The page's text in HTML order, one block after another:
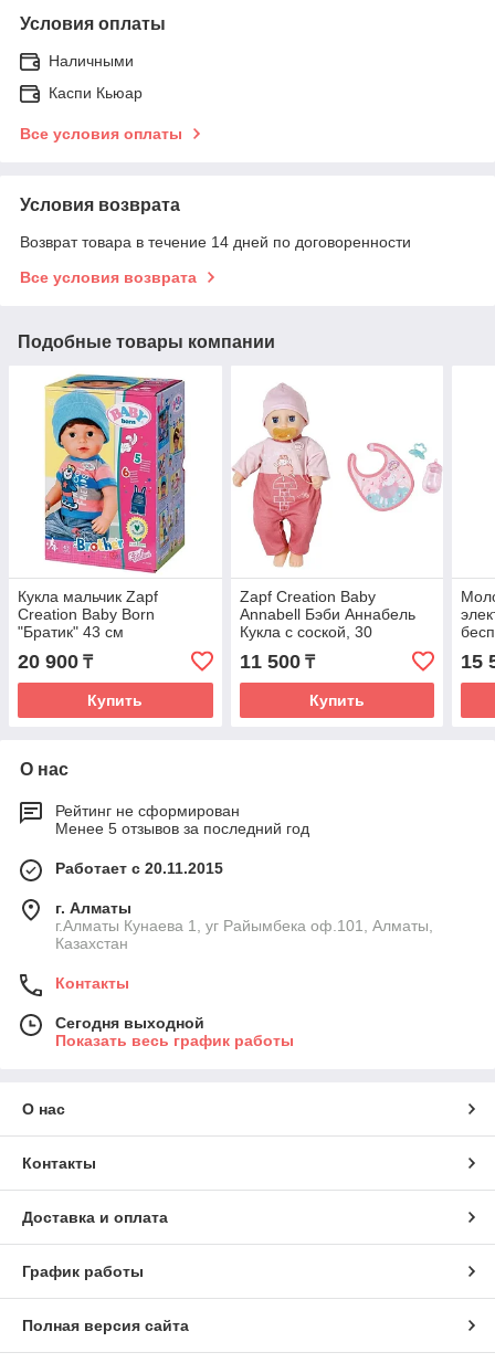
Условия оплаты
Наличными
Каспи Кьюар
Все условия оплаты
Условия возврата
Возврат товара в течение 14 дней по договоренности
Все условия возврата
Подобные товары компании
Кукла мальчик Zapf
Creation Baby Born
"Братик" 43 см
20 900 ₸
Купить
Zapf Creation Baby
Annabell Бэби Аннабель
Кукла c соской, 30
11 500₸
Купить
15
О нас
Рейтинг не сформирован
Менее 5 отзывов за последний год
Работает с 20.11.2015
г. Алматы
г.Алматы Кунаева 1, уг Райымбека оф.101, Алматы,
Казахстан
Контакты
Сегодня выходной
Показать весь график работы
О нас
Контакты
Доставка и оплата
График работы
Полная версия сайта